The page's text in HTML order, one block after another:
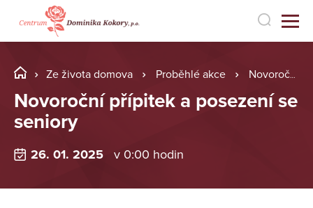
Ze života domova Proběhlé akce Novoroční přípitek a posezení se seniory
Novoroční přípitek a posezení se
seniory
26. 01. 2025 v 0:00 hodin